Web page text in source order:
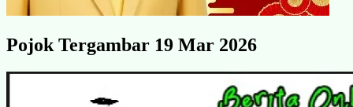
Pojok Tergambar 19 Mar 2026